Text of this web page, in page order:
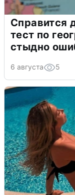
Справится
тест по
стыдно
6 августа 5